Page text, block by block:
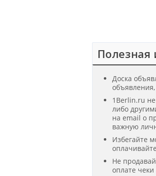
Доска
1Berlin.ru не
либо
на email о
важную
Избегайте
Не
оплате